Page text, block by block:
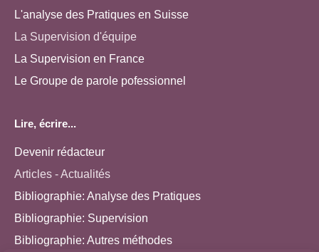
L'analyse des Pratiques en Suisse
La Supervision d'équipe
La Supervision en France
Le Groupe de parole pofessionnel
Lire, écrire...
Devenir rédacteur
Articles - Actualités
Bibliographie: Analyse des Pratiques
Bibliographie: Supervision
Bibliographie: Autres méthodes